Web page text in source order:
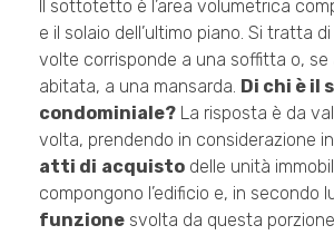
Il sottotetto è l’area volumetrica
e il solaio dell’ultimo piano. Si tratta
volte corrisponde a una soffitta o, se
abitata, a una mansarda. Di chi è
condominiale? La risposta è da
volta, prendendo in considerazione
atti di acquisto delle unità
compongono l’edificio e, in secondo
funzione svolta da questa